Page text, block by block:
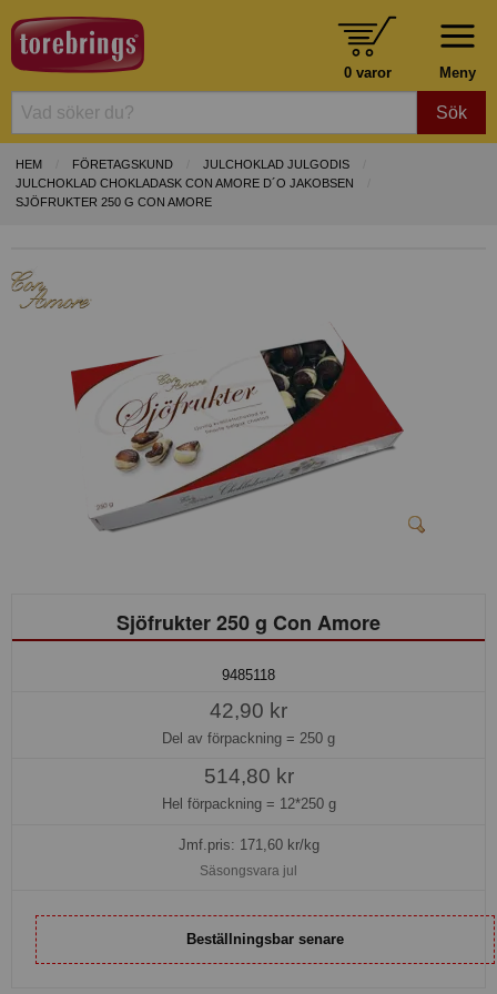
Meny
0 varor
Sök
HEM FÖRETAGSKUND
JULCHOKLAD JULGODIS
JULCHOKLAD CHOKLADASK CON AMORE D´O JAKOBSEN
SJÖFRUKTER 250 G CON AMORE
Sjöfrukter 250 g Con Amore
9485118
42,90 kr
Del av förpackning = 250 g
514,80 kr
Hel förpackning = 12*250 g
Jmf.pris: 171,60kr/kg
Säsongsvara jul
Beställningsbar senare